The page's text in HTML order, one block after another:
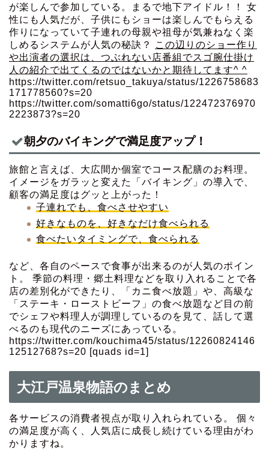
が楽しんで参加している。まるで地下アイドル！！ 女
性にも人気だが、子供にもショーは楽しんでもらえる
作りになっていて子連れの母親や祖母が気兼ねなく楽
しめるシステムが人気の秘訣？
この辺りのショー作り
や出演者の選択は、つぶれない店番組でスゴ腕仕掛け
人の紹介で出てくるのではないかと期待してます^ ^
https://twitter.com/retsuo_takuya/status/1226758683
171778560?s=20
https://twitter.com/somatti6go/status/122472376970
2223873?s=20
朝夕のバイキングで満足度アップ！
旅館と言えば、大広間か個室でコース配膳のお料理。
イメージをガラッと変えた「バイキング」の導入で、
顧客の満足度はグッと上がった！
子連れでも、食べさせやすい
好きなものを、好きなだけ食べられる
食べたいタイミングで、食べられる
など、各自のペースで食事が出来るのが人気のポイン
ト。 季節の料理・郷土料理などを取り入れることで各
店の差別化ができたり、「カニ食べ放題」や、高級な
「ステーキ・ローストビーフ」の食べ放題など目の前
でシェフや料理人が調理しているのを見て、話して選
べるのも現代のニーズにあっている。
https://twitter.com/kouchima45/status/12260824146
12512768?s=20 [quads id=1]
大江戸温泉物語のまとめ
各サービスの消費者視点が取り入れられている。 個々
の満足度が高く、人気店に成長し続けている理由がわ
かりますね。